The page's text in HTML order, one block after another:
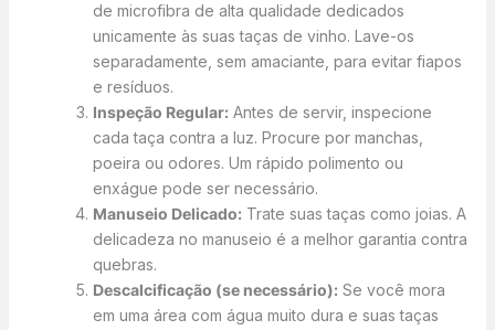
de microfibra de alta qualidade dedicados
unicamente às suas taças de vinho. Lave-os
separadamente, sem amaciante, para evitar fiapos
e resíduos.
Inspeção Regular:Antes de servir, inspecione
cada taça contra a luz. Procure por manchas,
poeira ou odores. Um rápido polimento ou
enxágue pode ser necessário.
Manuseio Delicado:Trate suas taças como joias. A
delicadeza no manuseio é a melhor garantia contra
quebras.
Descalcificação (se necessário):Se você mora
em uma área com água muito dura e suas taças